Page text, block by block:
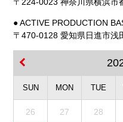
● ACTIVE PRODUCTION
〒470-0128 愛知県日進市浅
SUN MON TUE
26 27 28